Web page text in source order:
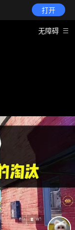
打开
无障碍